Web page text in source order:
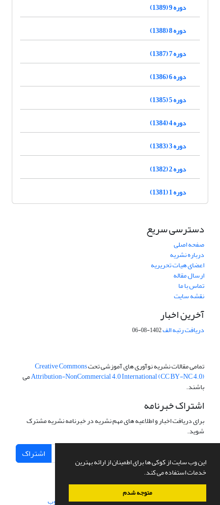
این وب سایت از کوکی ها برای اطمینان از ارائه بهترین
خدمات استفاده می کند.
متوجه شدم
دوره 9 (1389)
دوره 8 (1388)
دوره 7 (1387)
دوره 6 (1386)
دوره 5 (1385)
دوره 4 (1384)
دوره 3 (1383)
دوره 2 (1382)
دوره 1 (1381)
دسترسی سریع
صفحه اصلی
درباره نشریه
اعضای هیات تحریریه
ارسال مقاله
تماس با ما
نقشه سایت
آخرین اخبار
دریافت رتبه الف1402-08-06
تمامی مقالات نشریه نوآوری های آموزشی تحتCreative Commons
Attribution-NonCommercial 4.0 International (CC BY-NC 4.0)می
باشند.
اشتراک خبرنامه
برای دریافت اخبار و اطلاعیه های مهم نشریه در خبرنامه نشریه مشترک
شوید.
اشتراک
سامانه مدیریت نشریات علمی.طراحی و پیاده سازی از سیناوب